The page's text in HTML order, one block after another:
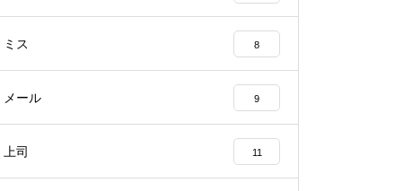
ミス 8
メール 9
上司 11